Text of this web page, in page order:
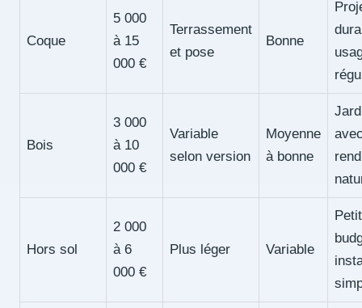
Coque
5 000
à 15
000 €
Terrassement
et pose
Bonne
Bois
3 000
à 10
000 €
Variable
selon version
Moyenne
à bonne
Hors sol
2 000
à 6
000 €
Plus léger Variable
Petit